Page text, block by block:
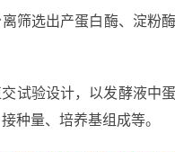
筛选出产蛋白酶、淀粉
试验设计，以发酵液中
种量、培养基组成等。